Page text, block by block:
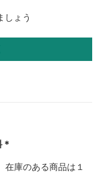
しょう
在庫のある商品は１